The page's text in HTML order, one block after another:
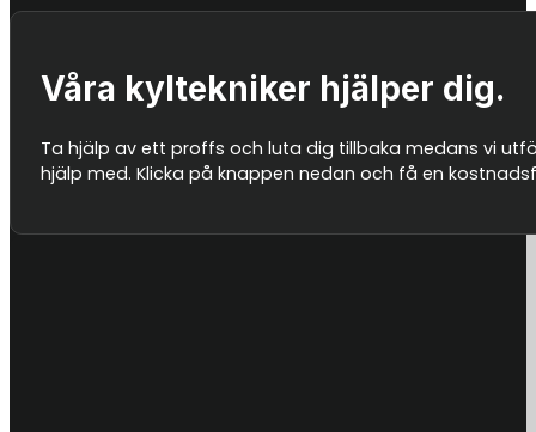
diskutera vad som passar din anläggning.
Våra kyltekniker hjälper dig.
Ta hjälp av ett proffs och luta dig tillbaka medans vi
hjälp med. Klicka på knappen nedan och få en